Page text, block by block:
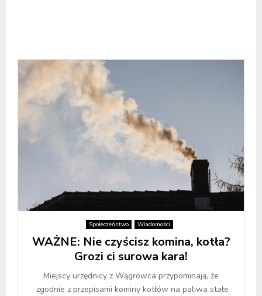
Społeczeństwo Wiadomości
WAŻNE: Nie czyścisz komina, kotła?
Grozi ci surowa kara!
Miejscy urzędnicy z Wągrowca przypominają, że
zgodnie z przepisami kominy kotłów na paliwa stałe